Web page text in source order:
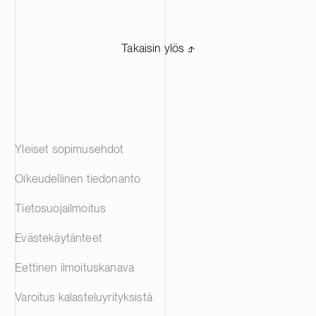
Takaisin ylös ⬏
Yleiset sopimusehdot
Oikeudellinen tiedonanto
Tietosuojailmoitus
Evästekäytänteet
Eettinen ilmoituskanava
Varoitus kalasteluyrityksistä